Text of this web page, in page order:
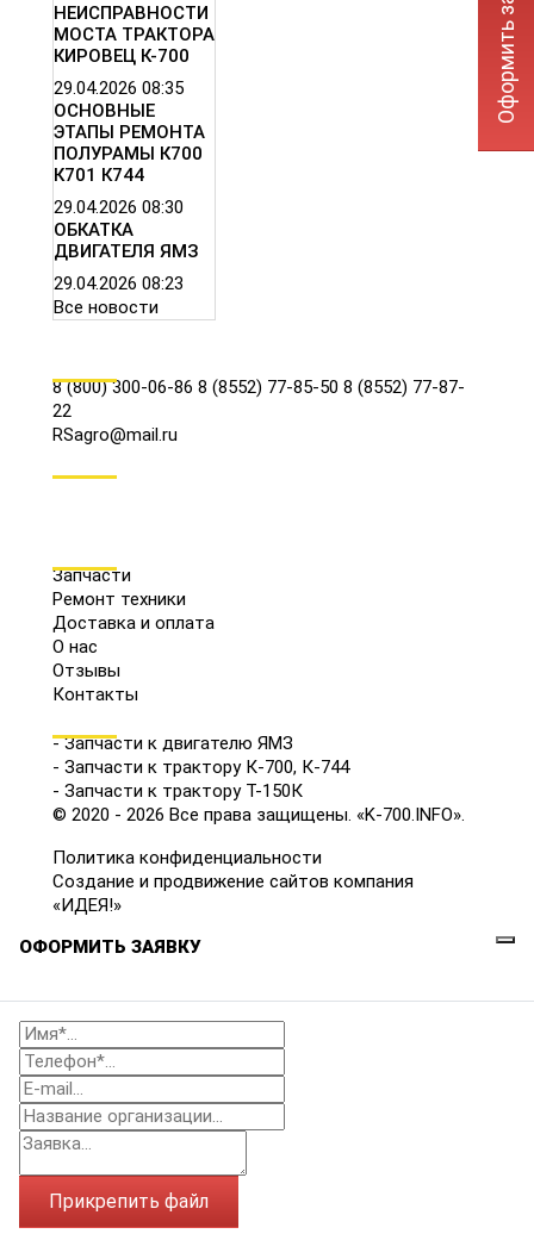
НЕИСПРАВНОСТИ
МОСТА ТРАКТОРА
КИРОВЕЦ К-700
29.04.2026 08:35
ОСНОВНЫЕ
ЭТАПЫ РЕМОНТА
ПОЛУРАМЫ К700
К701 К744
29.04.2026 08:30
ОБКАТКА
ДВИГАТЕЛЯ ЯМЗ
29.04.2026 08:23
Все новости
8 (800) 300-06-86 8 (8552) 77-85-50 8 (8552) 77-87-
22
RSagro@mail.ru
Запчасти
Ремонт техники
Доставка и оплата
О нас
Отзывы
Контакты
- Запчасти к двигателю ЯМЗ
- Запчасти к трактору К-700, К-744
- Запчасти к трактору Т-150К
© 2020 - 2026 Все права защищены. «K-700.INFO».
Политика конфиденциальности
Создание и продвижение сайтов компания
«ИДЕЯ!»
Оформить заявку
ОФОРМИТЬ ЗАЯВКУ
Прикрепить файл